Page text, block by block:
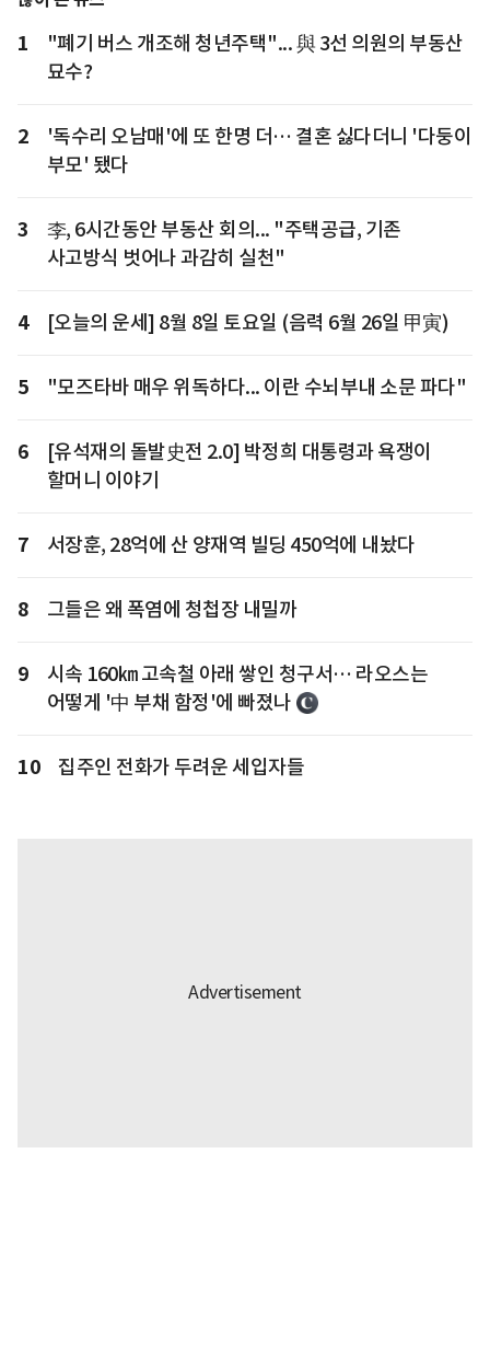
1
"폐기 버스 개조해 청년주택"... 與 3선 의원의 부동산
묘수?
2
'독수리 오남매'에 또 한명 더… 결혼 싫다더니 '다둥이
부모' 됐다
3
李, 6시간동안 부동산 회의... "주택공급, 기존
사고방식 벗어나 과감히 실천"
4 [오늘의 운세] 8월 8일 토요일 (음력 6월 26일 甲寅)
5 "모즈타바 매우 위독하다... 이란 수뇌부내 소문 파다"
6
[유석재의 돌발史전 2.0] 박정희 대통령과 욕쟁이
할머니 이야기
7 서장훈, 28억에 산 양재역 빌딩 450억에 내놨다
8 그들은 왜 폭염에 청첩장 내밀까
9
시속 160㎞ 고속철 아래 쌓인 청구서… 라오스는
어떻게 '中 부채 함정'에 빠졌나
10 집주인 전화가 두려운 세입자들